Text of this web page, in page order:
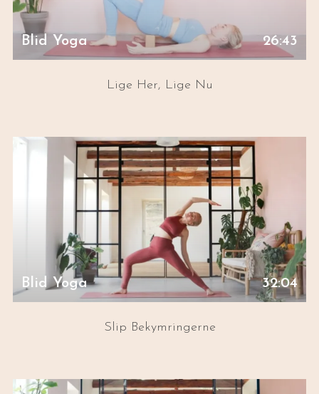
Blid Yoga 26:43
Lige Her, Lige Nu
Blid Yoga 32:04
Slip Bekymringerne